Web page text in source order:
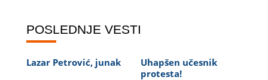
POSLEDNJE VESTI
Lazar Petrović, junak
Uhapšen učesnik
protesta!